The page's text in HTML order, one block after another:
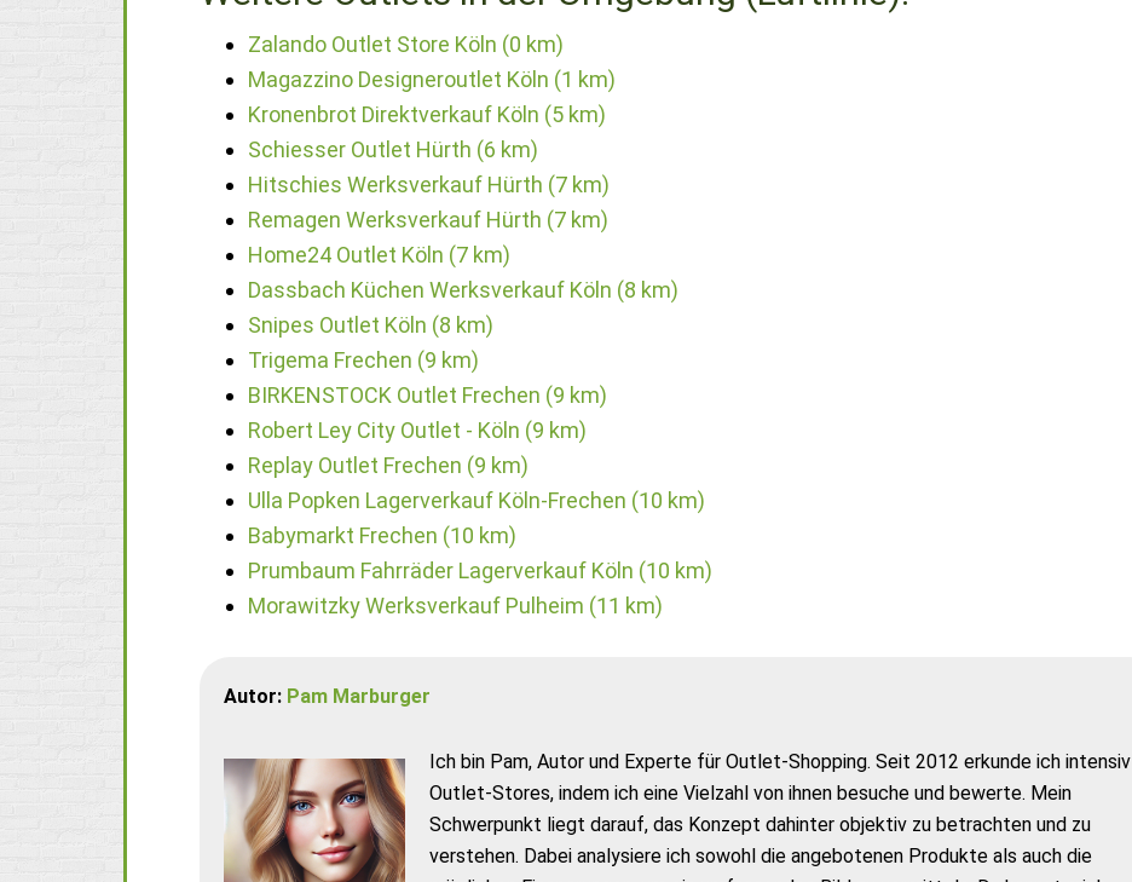
Zalando Outlet Store Köln (0 km)
Magazzino Designeroutlet Köln (1 km)
Kronenbrot Direktverkauf Köln (5 km)
Schiesser Outlet Hürth (6 km)
Hitschies Werksverkauf Hürth (7 km)
Remagen Werksverkauf Hürth (7 km)
Home24 Outlet Köln (7 km)
Dassbach Küchen Werksverkauf Köln (8 km)
Snipes Outlet Köln (8 km)
Trigema Frechen (9 km)
BIRKENSTOCK Outlet Frechen (9 km)
Robert Ley City Outlet - Köln (9 km)
Replay Outlet Frechen (9 km)
Ulla Popken Lagerverkauf Köln-Frechen (10 km)
Babymarkt Frechen (10 km)
Prumbaum Fahrräder Lagerverkauf Köln (10 km)
Morawitzky Werksverkauf Pulheim (11 km)
Autor: Pam Marburger
Ich bin Pam, Autor und Experte für Outlet-Shopping. Seit 2012 erkunde ich intensiv
Outlet-Stores, indem ich eine Vielzahl von ihnen besuche und bewerte. Mein
Schwerpunkt liegt darauf, das Konzept dahinter objektiv zu betrachten und zu
verstehen. Dabei analysiere ich sowohl die angebotenen Produkte als auch die